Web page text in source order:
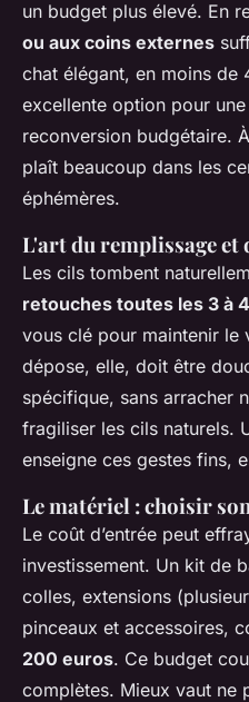
un budget plus élevé. En
ou aux coins externes
chat élégant, en moins de
excellente option pour
reconversion budgétaire.
plaît beaucoup dans les
éphémères.
L'art du remplissage et
Les cils tombent
retouches toutes les 3 à
vous clé pour maintenir le
dépose, elle, doit être
spécifique, sans arracher
fragiliser les cils naturels.
enseigne ces gestes fins,
Le matériel : choisir
Le coût d’entrée peut
investissement. Un kit de
colles, extensions
pinceaux et accessoires,
200 euros. Ce budget
complètes. Mieux vaut ne